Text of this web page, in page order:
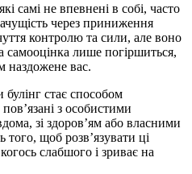
самі не впевнені в собі, часто
через приниження
контролю та сили, але воно
самооцінка лише погіршиться,
наздожене вас.
стає способом
з особистими
зі здоров’ям або власними
того, щоб розв’язувати ці
слабшого і зриває на